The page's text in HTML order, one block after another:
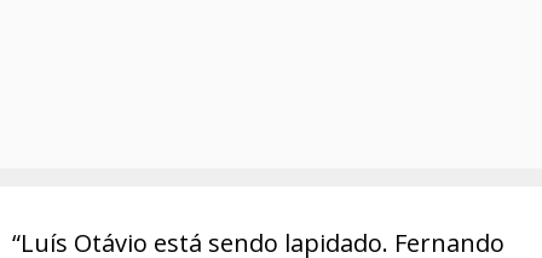
“Luís Otávio está sendo lapidado. Fernando